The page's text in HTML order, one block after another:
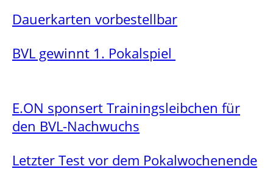
Dauerkarten vorbestellbar
BVL gewinnt 1. Pokalspiel
E.ON sponsert Trainingsleibchen für
den BVL-Nachwuchs
Letzter Test vor dem Pokalwochenende